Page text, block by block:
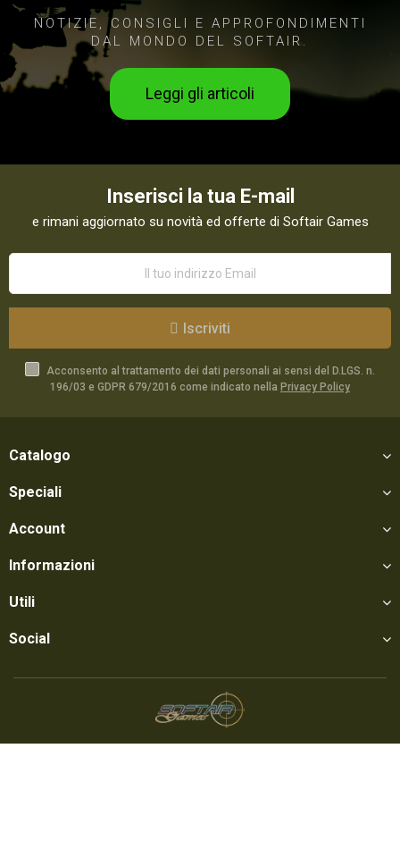
NOTIZIE, CONSIGLI E APPROFONDIMENTI
DAL MONDO DEL SOFTAIR.
Leggi gli articoli
Inserisci la tua E-mail
e rimani aggiornato su novità ed offerte di Softair Games
Iscriviti
Acconsento al trattamento dei dati personali ai sensi del D.LGS. n.
196/03 e GDPR 679/2016 come indicato nella Privacy Policy
Catalogo
Speciali
Account
Informazioni
Utili
Social